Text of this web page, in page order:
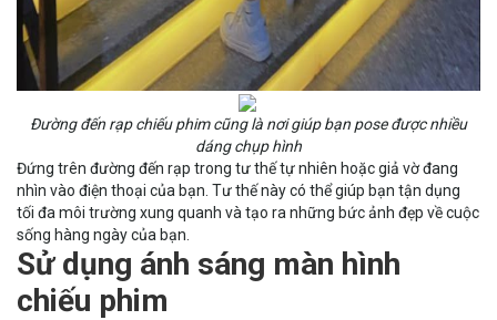
Đường đến rạp chiếu phim cũng là nơi giúp bạn pose được nhiều
dáng chụp hình
Đứng trên đường đến rạp trong tư thế tự nhiên hoặc giả vờ đang
nhìn vào điện thoại của bạn. Tư thế này có thể giúp bạn tận dụng
tối đa môi trường xung quanh và tạo ra những bức ảnh đẹp về cuộc
sống hàng ngày của bạn.
Sử dụng ánh sáng màn hình
chiếu phim